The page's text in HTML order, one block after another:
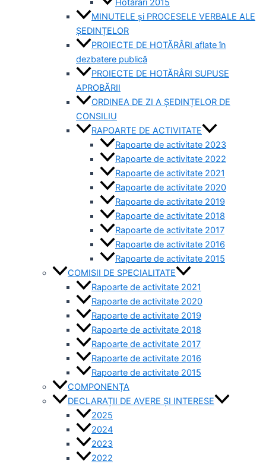
MINUTELE și PROCESELE VERBALE ALE
ȘEDINȚELOR
PROIECTE DE HOTĂRÂRI aflate în
dezbatere publică
PROIECTE DE HOTĂRÂRI SUPUSE
APROBĂRII
ORDINEA DE ZI A ȘEDINȚELOR DE
CONSILIU
RAPOARTE DE ACTIVITATE
Rapoarte de activitate 2023
Rapoarte de activitate 2022
Rapoarte de activitate 2021
Rapoarte de activitate 2020
Rapoarte de activitate 2019
Rapoarte de activitate 2018
Rapoarte de activitate 2017
Rapoarte de activitate 2016
Rapoarte de activitate 2015
COMISII DE SPECIALITATE
Rapoarte de activitate 2021
Rapoarte de activitate 2020
Rapoarte de activitate 2019
Rapoarte de activitate 2018
Rapoarte de activitate 2017
Rapoarte de activitate 2016
Rapoarte de activitate 2015
COMPONENȚA
DECLARAȚII DE AVERE ȘI INTERESE
2025
2024
2023
2022